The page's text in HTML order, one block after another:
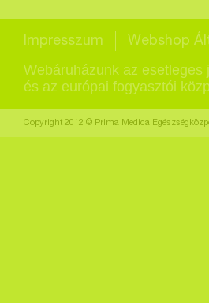
Impresszum Webshop
Webáruházunk az
és az európai fogyasztói
Copyright 2012 © Prima Medica